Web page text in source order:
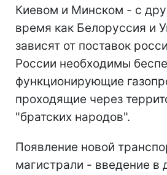
Киевом и Минском - с
время как Белоруссия и
зависят от поставок
России необходимы
функционирующие
проходящие через
"братских народов".
Появление новой
магистрали - введение в